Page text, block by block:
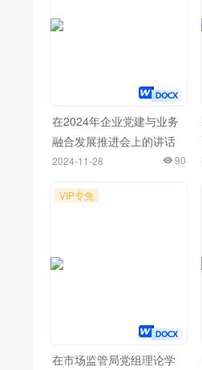
在2024年企业党建与业务
融合发展推进会上的讲话
2024-11-28 90
VIP专免
在市场监管局党组理论学